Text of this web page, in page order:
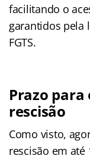
facilitando o
garantidos pela
FGTS.
Prazo
rescisão
Como visto,
rescisão em